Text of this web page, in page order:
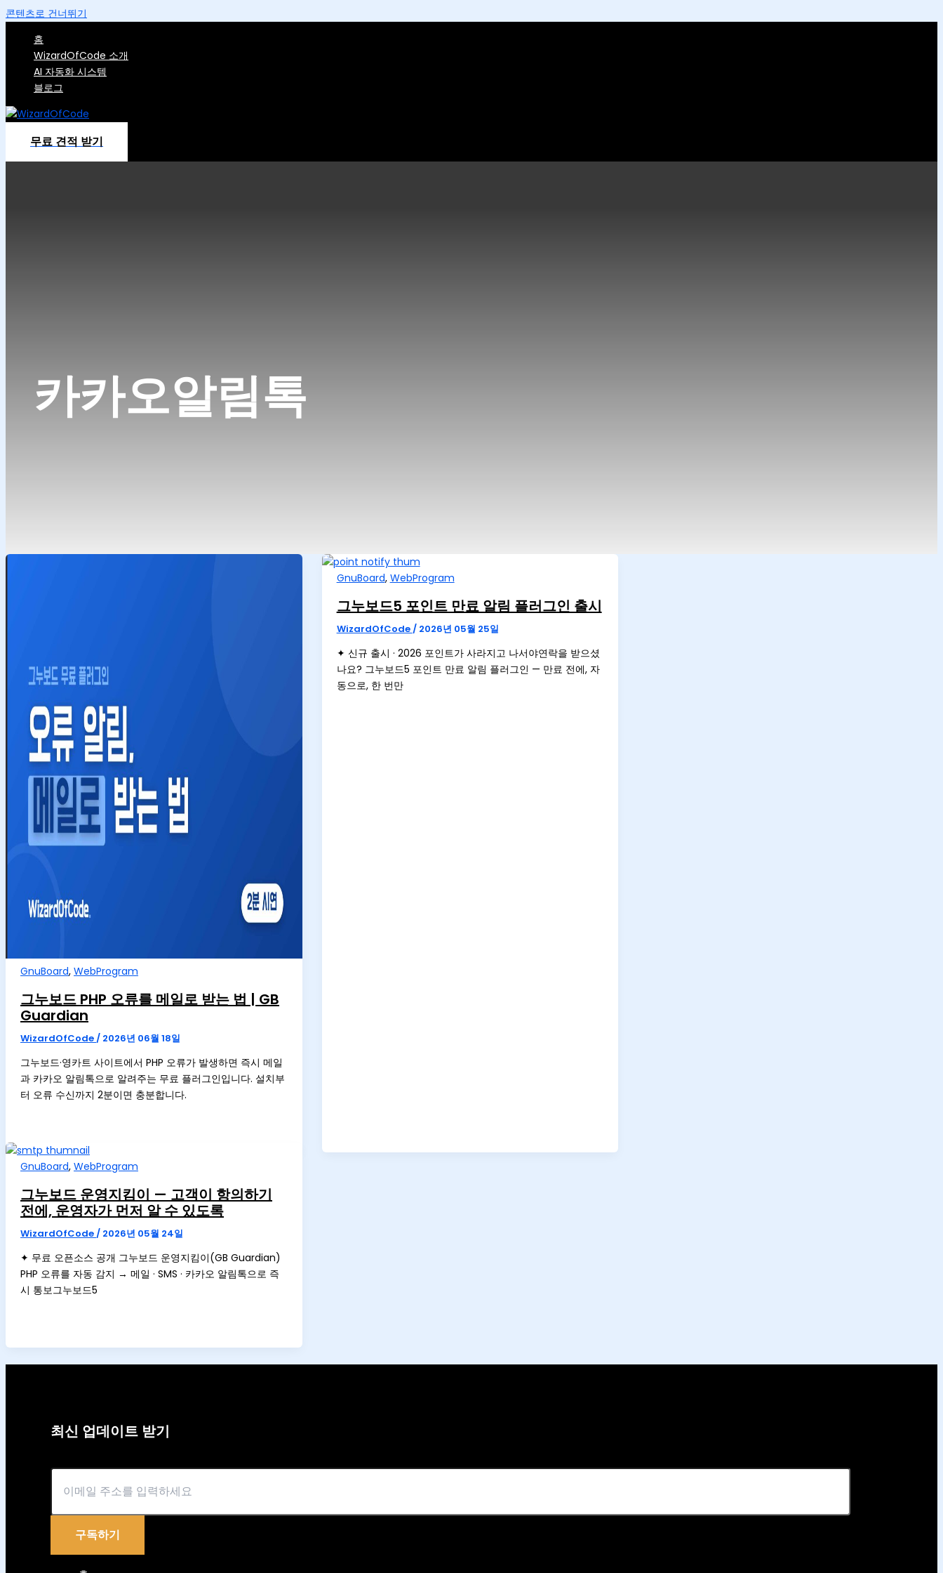
콘텐츠로 건너뛰기
홈
WizardOfCode 소개
AI 자동화 시스템
블로그
무료 견적 받기
카카오알림톡
GnuBoard, WebProgram
그누보드 PHP 오류를 메일로 받는 법 | GB
Guardian
WizardOfCode/ 2026년 06월 18일
그누보드·영카트 사이트에서 PHP 오류가 발생하면 즉시 메일
과 카카오 알림톡으로 알려주는 무료 플러그인입니다. 설치부
터 오류 수신까지 2분이면 충분합니다.
GnuBoard, WebProgram
그누보드5 포인트 만료 알림 플러그인 출시
WizardOfCode/ 2026년 05월 25일
✦ 신규 출시 · 2026 포인트가 사라지고 나서야연락을 받으셨
나요? 그누보드5 포인트 만료 알림 플러그인 — 만료 전에, 자
동으로, 한 번만
GnuBoard, WebProgram
그누보드 운영지킴이 — 고객이 항의하기
전에, 운영자가 먼저 알 수 있도록
WizardOfCode / 2026년 05월 24일
✦ 무료 오픈소스 공개 그누보드 운영지킴이(GB Guardian)
PHP 오류를 자동 감지 → 메일 · SMS · 카카오 알림톡으로 즉
시 통보그누보드5
최신 업데이트 받기
구독하기